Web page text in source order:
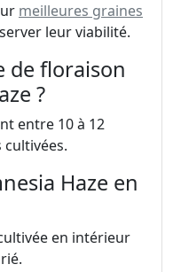
meilleures graines
leur viabilité.
de floraison
?
entre 10 à 12
Haze en
en intérieur